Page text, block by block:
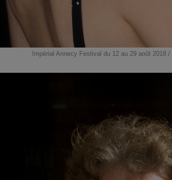
Impérial Annecy Festival du 12 au 29 août 2018